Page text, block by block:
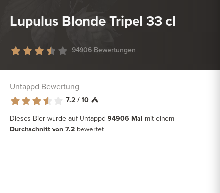
Lupulus Blonde Tripel 33 cl
94906 Bewertungen
Untappd Bewertung
7.2 / 10
Dieses Bier wurde auf Untappd 94906 Mal mit einem
Durchschnitt von 7.2 bewertet